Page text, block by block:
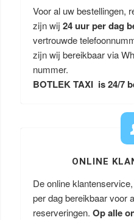
Voor al uw bestellingen,
zijn wij 24 uur per dag
vertrouwde
zijn wij bereikbaar via
nummer.
BOTLEK TAXI is 24/7
ONLINE
De online
per dag bereikbaar voor
reserveringen. Op alle